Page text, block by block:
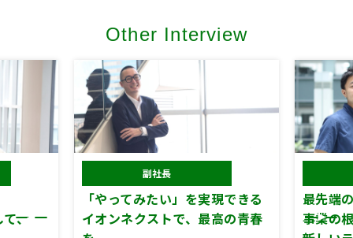
Other Interview
い」を実現できる
トで、最高の青春
最先端のIT技術が
事業の根幹を支え、